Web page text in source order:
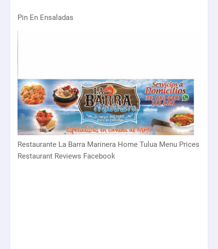
Pin En Ensaladas
Restaurante La Barra Marinera Home Tulua Menu Prices
Restaurant Reviews Facebook